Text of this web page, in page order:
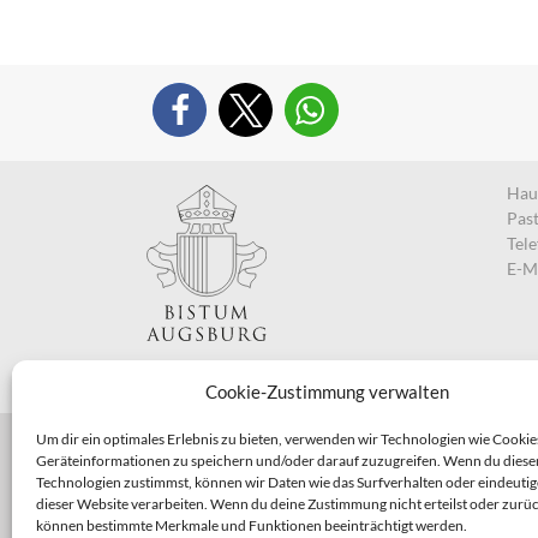
Cookie-Zustimmung verwalten
Um dir ein optimales Erlebnis zu bieten, verwenden wir Technologien wie
Geräteinformationen zu speichern und/oder darauf zuzugreifen. Wenn du
Technologien zustimmst, können wir Daten wie das Surfverhalten oder
dieser Website verarbeiten. Wenn du deine Zustimmung nicht erteilst oder
können bestimmte Merkmale und Funktionen beeinträchtigt werden.
E-